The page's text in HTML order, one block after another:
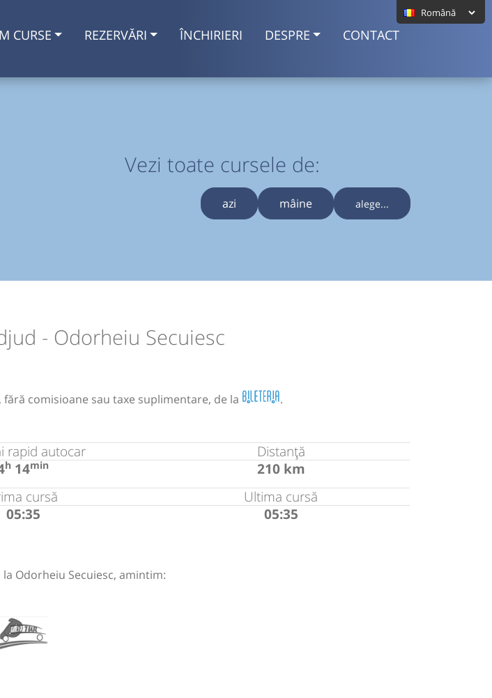
CURSE REZERVĂRI ÎNCHIRIERI DESPRE CONTACT
Vezi toate cursele de:
azi mâine alege...
- Odorheiu Secuiesc
, fără comisioane sau taxe suplimentare, de la .
rapid autocar
h 14min
Distanță
210 km
cursă
05:35
Ultima cursă
05:35
Odorheiu Secuiesc, amintim: